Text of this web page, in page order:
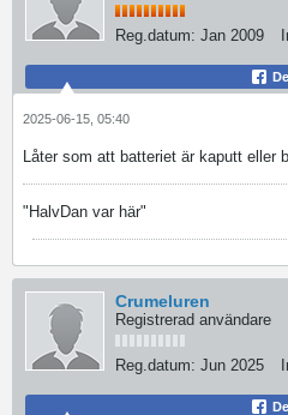
Reg.datum: Jan 2009
2025-06-15, 05:40
Låter som att batteriet är kaputt eller
"HalvDan var här"
Crumeluren
Registrerad användare
Reg.datum: Jun 2025